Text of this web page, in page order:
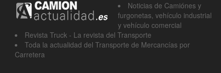
Noticias de Camiónes y
furgonetas, vehículo industrial
y vehículo comercial
Revista Truck - La revista del Transporte
Toda la actualidad del Transporte de Mercancías por
Carretera